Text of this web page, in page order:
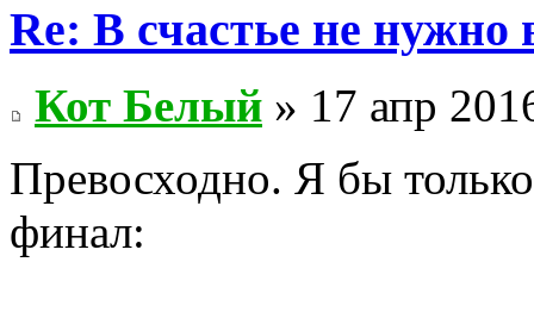
Re: В счастье не нужно
Кот Белый » 17 апр
Превосходно. Я бы
финал: